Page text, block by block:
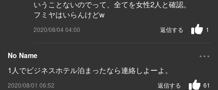
いうことないのでって、全てを女性2人と確認。
フミヤはいらんけどw
2020/08/04 04:00 1
返信する
No Name ...
1人でビジネスホテル泊まったなら連絡しよーよ。
2020/08/01 06:52 61
返信する